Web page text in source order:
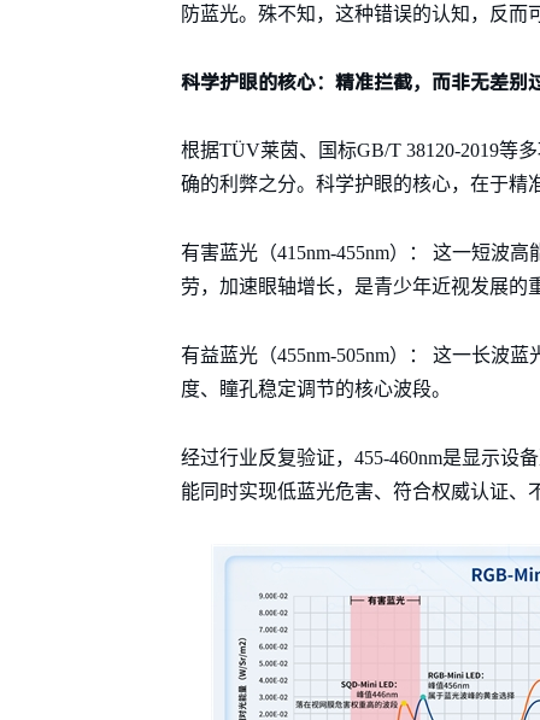
防蓝光。殊不知，这种错误的认知，反
科学护眼的核心：精准拦截，而非无差别
根据TÜV莱茵、国标GB/T 38120-2019等
确的利弊之分。科学护眼的核心，在于精
有害蓝光（415nm-455nm）： 这一短波
劳，加速眼轴增长，是青少年近视发展的
有益蓝光（455nm-505nm）： 这一长波
度、瞳孔稳定调节的核心波段。
经过行业反复验证，455-460nm是显示设
能同时实现低蓝光危害、符合权威认证